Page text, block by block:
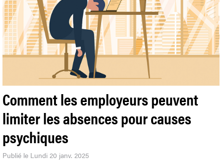
Comment les employeurs peuvent
limiter les absences pour causes
psychiques
Publié le Lundi 20 janv. 2025